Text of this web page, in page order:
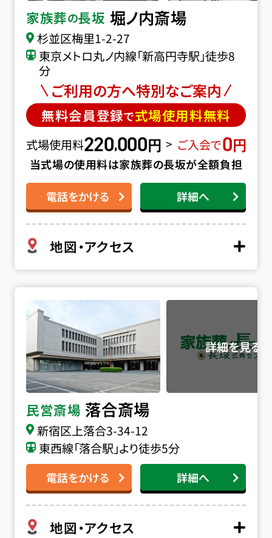
家族葬の長坂 堀ノ内斎場
杉並区梅里1-2-27
東京メトロ丸ノ内線「新高円寺駅」徒歩8
分
ご利用の方へ特別なご案内
無料会員登録で式場使用料無料
式場使用料220,000円 > ご入会で0円
当式場の使用料は家族葬の長坂が全額負担
電話をかける 詳細へ
地図・アクセス
民営斎場 落合斎場
新宿区上落合3-34-12
東西線「落合駅」より徒歩5分
電話をかける 詳細へ
地図・アクセス
落合斎場の詳細へ